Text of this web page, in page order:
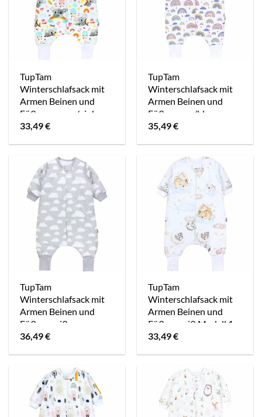
TupTam
Winterschlafsack mit
Armen Beinen und
Füßen orange/pink
33,49€
TupTam
Winterschlafsack mit
Armen Beinen und
Füßen rosa/blau
35,49€
TupTam
Winterschlafsack mit
Armen Beinen und
Füßen weiß
36,49€
TupTam
Winterschlafsack mit
Armen Beinen und
Füßen weiß Modell 1
33,49€